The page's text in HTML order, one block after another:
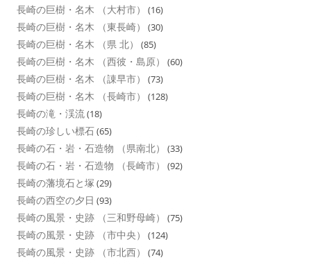
長崎の巨樹・名木 （大村市） (16)
長崎の巨樹・名木 （東長崎） (30)
長崎の巨樹・名木 （県 北） (85)
長崎の巨樹・名木 （西彼・島原） (60)
長崎の巨樹・名木 （諌早市） (73)
長崎の巨樹・名木 （長崎市） (128)
長崎の滝・渓流(18)
長崎の珍しい標石(65)
長崎の石・岩・石造物 （県南北） (33)
長崎の石・岩・石造物 （長崎市） (92)
長崎の藩境石と塚 (29)
長崎の西空の夕日 (93)
長崎の風景・史跡 （三和野母崎） (75)
長崎の風景・史跡 （市中央） (124)
長崎の風景・史跡 （市北西） (74)